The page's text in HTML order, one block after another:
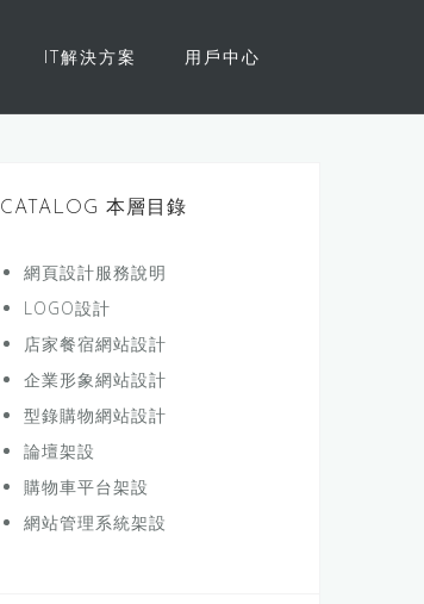
IT解決方案 用戶中心
CATALOG 本層目錄
網頁設計服務說明
LOGO設計
店家餐宿網站設計
企業形象網站設計
型錄購物網站設計
論壇架設
購物車平台架設
網站管理系統架設